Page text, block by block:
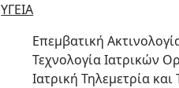
ΥΓΕΙΑ
Επεμβατική
Τεχνολογία Ιατρικών
Ιατρική Τηλεμετρία